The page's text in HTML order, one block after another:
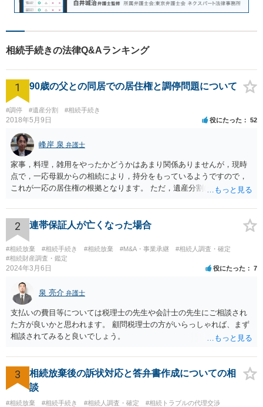
相続手続きの法律Q&Aランキング
1 90歳の父との同居での居住権と調停問題について
#調停 #遺産分割 #相続手続き
2018年5月9日 役にたった 52
峰岸 泉 弁護士
家事，料理，雑用をやったかどうかはあまり関係ありませんが，現時
点で，一応母親からの相続により，持分をもっているようですので，
これが一応の居住権の根拠となります。 ただ，遺産分割により，母の
2 連帯保証人が亡くなった場合
#相続放棄 #相続手続き #相続放棄 #M&A・事業承継
#相続人調査・確定
#相続財産調査・鑑定
2024年3月6日 役にたった 7
泉 亮介 弁護士
支払いの費目等については税理士の先生や会計士の先生にご相談され
た方が良いかと思われます。 顧問税理士の方がいらっしゃれば、まず
相談されてみると良いでしょう。
3
相続放棄後の訴状対応と答弁書作成についての相
談
#相続放棄 #相続手続き #相続人調査・確定 #相続トラブルの代理交渉